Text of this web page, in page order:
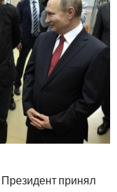
в
улице